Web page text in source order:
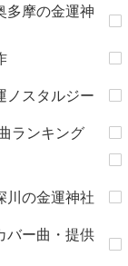
多摩の金運神
ノスタルジー
ランキング
川の金運神社
バー曲・提供